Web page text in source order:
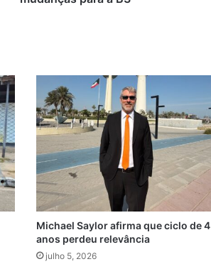
Michael Saylor afirma que ciclo de 4
anos perdeu relevância
julho 5, 2026